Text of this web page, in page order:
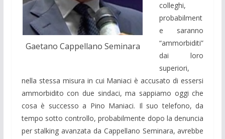
Gaetano Cappellano Seminara
colleghi,
probabilment
e saranno
“ammorbiditi”
dai loro
superiori,
nella stessa misura in cui Maniaci è accusato di essersi
ammorbidito con due sindaci, ma sappiamo oggi che
cosa è successo a Pino Maniaci. Il suo telefono, da
tempo sotto controllo, probabilmente dopo la denuncia
per stalking avanzata da Cappellano Seminara, avrebbe